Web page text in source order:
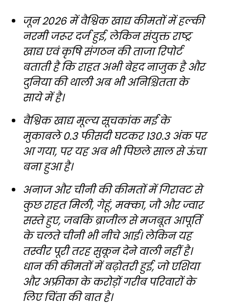
जून 2026 में वैश्विक खाद्य कीमतों में हल्की
नरमी जरूर दर्ज हुई, लेकिन संयुक्त राष्ट्र
खाद्य एवं कृषि संगठन की ताजा रिपोर्ट
बताती है कि राहत अभी बेहद नाजुक है और
दुनिया की थाली अब भी अनिश्चितता के
साये में है।
वैश्विक खाद्य मूल्य सूचकांक मई के
मुकाबले 0.3 फीसदी घटकर 130.3 अंक पर
आ गया, पर यह अब भी पिछले साल से ऊंचा
बना हुआ है।
अनाज और चीनी की कीमतों में गिरावट से
कुछ राहत मिली, गेहूं, मक्का, जौ और ज्वार
सस्ते हुए, जबकि ब्राजील से मजबूत आपूर्ति
के चलते चीनी भी नीचे आई। लेकिन यह
तस्वीर पूरी तरह सुकून देने वाली नहीं है।
धान की कीमतों में बढ़ोतरी हुई, जो एशिया
और अफ्रीका के करोड़ों गरीब परिवारों के
लिए चिंता की बात है।